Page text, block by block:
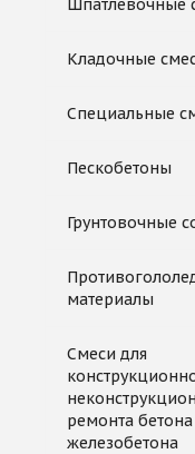
Шпатлевочные
Кладочные
Специальные
Пескобетоны
Грунтовочные
материалы
Смеси для
ремонта
железобетона